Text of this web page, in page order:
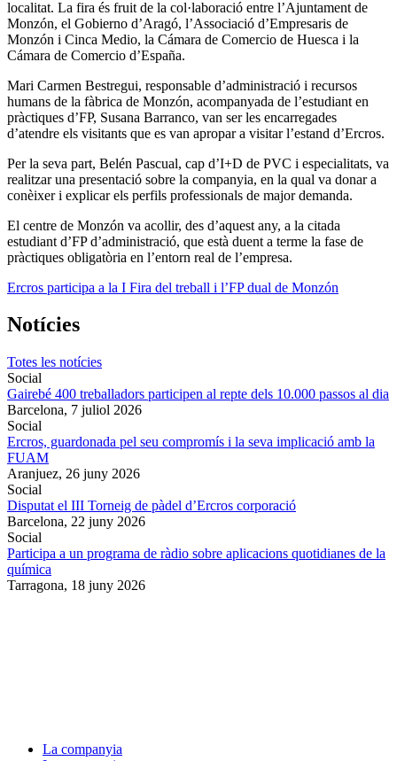
localitat. La fira és fruit de la col·laboració entre l’Ajuntament de
Monzón, el Gobierno d’Aragó, l’Associació d’Empresaris de
Monzón i Cinca Medio, la Cámara de Comercio de Huesca i la
Cámara de Comercio d’España.
Mari Carmen Bestregui, responsable d’administració i recursos
humans de la fàbrica de Monzón, acompanyada de l’estudiant en
pràctiques d’FP, Susana Barranco, van ser les encarregades
d’atendre els visitants que es van apropar a visitar l’estand d’Ercros.
Per la seva part, Belén Pascual, cap d’I+D de PVC i especialitats, va
realitzar una presentació sobre la companyia, en la qual va donar a
conèixer i explicar els perfils professionals de major demanda.
El centre de Monzón va acollir, des d’aquest any, a la citada
estudiant d’FP d’administració, que està duent a terme la fase de
pràctiques obligatòria en l’entorn real de l’empresa.
Ercros participa a la I Fira del treball i l’FP dual de Monzón
Notícies
Totes les notícies
Social
Gairebé 400 treballadors participen al repte dels 10.000 passos al dia
Barcelona, 7 juliol 2026
Social
Ercros, guardonada pel seu compromís i la seva implicació amb la
FUAM
Aranjuez, 26 juny 2026
Social
Disputat el III Torneig de pàdel d’Ercros corporació
Barcelona, 22 juny 2026
Social
Participa a un programa de ràdio sobre aplicacions quotidianes de la
química
Tarragona, 18 juny 2026
La companyia